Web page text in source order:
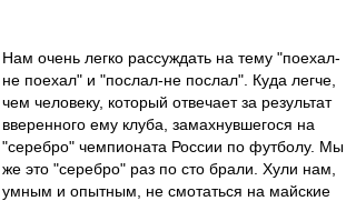
Нам очень легко рассуждать на тему "поехал-
не поехал" и "послал-не послал". Куда легче,
чем человеку, который отвечает за результат
вверенного ему клуба, замахнувшегося на
"серебро" чемпионата России по футболу. Мы
же это "серебро" раз по сто брали. Хули нам,
умным и опытным, не смотаться на майские